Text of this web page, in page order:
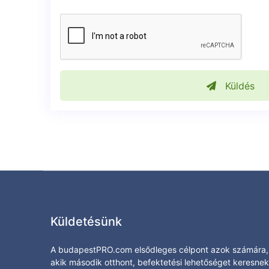
Küldés
Küldetésünk
A budapestPRO.com elsődleges célpont azok számára,
akik második otthont, befektetési lehetőséget